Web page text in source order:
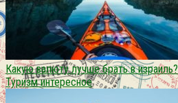
Какую валюту лучше брать в израиль?
Туризм интересное